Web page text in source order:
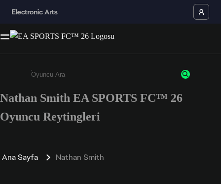
Enter a minimum of 3 characters or numbers
Nathan Smith EA SPORTS FC™ 26
Oyuncu Reytingleri
Ana Sayfa Nathan Smith